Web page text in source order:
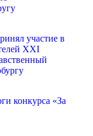
участие в
XXI
конкурса «За